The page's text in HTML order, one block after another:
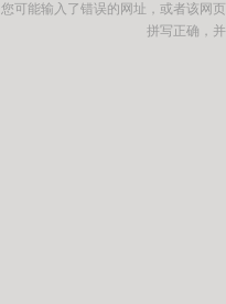
您可能输入了错误的网址，或者该网
拼写正确，